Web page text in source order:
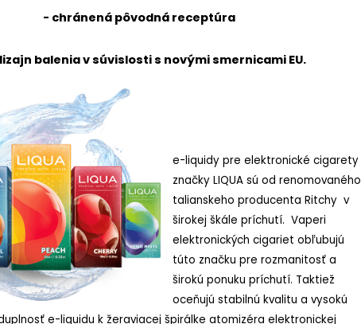
- chránená pôvodná receptúra
balenia v súvislosti s novými smernicami EU.
e-liquidy pre elektronické cigarety
značky LIQUA sú od renomovaného
talianskeho producenta Ritchy v
širokej škále príchutí. Vaperi
elektronických cigariet obľubujú
túto značku pre rozmanitosť a
širokú ponuku príchutí. Taktiež
oceňujú stabilnú kvalitu a vysokú
e-liquidu k žeraviacej špirálke atomizéra elektronickej